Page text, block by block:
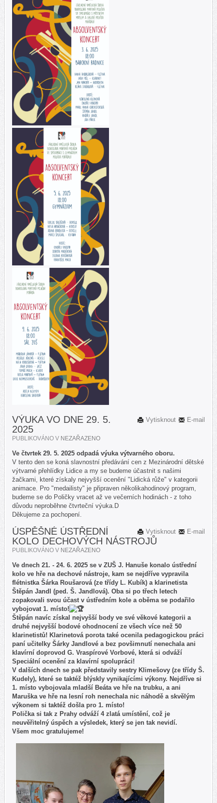
E-mail
Vytisknout
VÝUKA VO DNE 29. 5.
2025
PUBLIKOVÁNO V NEZAŘAZENO
Ve čtvrtek 29. 5. 2025 odpadá výuka výtvarného oboru.
V tento den se koná slavnostní předávání cen z Mezinárodní dětské
výtvarné přehlídky Lidice a my se budeme účastnit s našimi
žačkami, které získaly nejvyšší ocenění "Lidická růže" v kategorii
animace. Pro "medailisty" je připraven několikahodinový program,
budeme se do Poličky vracet až ve večerních hodinách - z toho
důvodu neproběhne čtvrteční výuka.D
Děkujeme za pochopení.
E-mail
Vytisknout
ÚSPĚŠNÉ ÚSTŘEDNÍ
KOLO DECHOVÝCH NÁSTROJŮ
PUBLIKOVÁNO V NEZAŘAZENO
Ve dnech 21. - 24. 6. 2025 se v ZUŠ J. Hanuše konalo ústřední
kolo ve hře na dechové nástroje, kam se nejdříve vypravila
flétnistka Šárka Roušarová (ze třídy L. Kubík) a klarinetista
Štěpán Jandl (ped. Š. Jandlová). Oba si po třech letech
zopakovali svou účast v ústředním kole a oběma se podařilo
vybojovat 1. místo!
Štěpán navíc získal nejvyšší body ve své věkové kategorii a
druhé nejvyšší bodové ohodnocení ze všech více než 50
klarinetistů! Klarinetová porota také ocenila pedagogickou práci
paní učitelky Šárky Jandlové a bez povšimnutí nenechala ani
klavírní doprovod G. Vraspírové Vorbové, která si odváží
Speciální ocenění za klavírní spolupráci!
V dalších dnech se pak představily sestry Klimešovy (ze třídy Š.
Kudely), které se taktéž blýskly vynikajícími výkony. Nejdříve si
1. místo vybojovala mladší Beáta ve hře na trubku, a ani
Maruška ve hře na lesní roh nenechala nic náhodě a skvělým
výkonem si taktéž došla pro 1. místo!
Polička si tak z Prahy odváží 4 zlatá umístění, což je
neuvěřitelný úspěch a výsledek, který se jen tak nevidí.
Všem moc gratulujeme!